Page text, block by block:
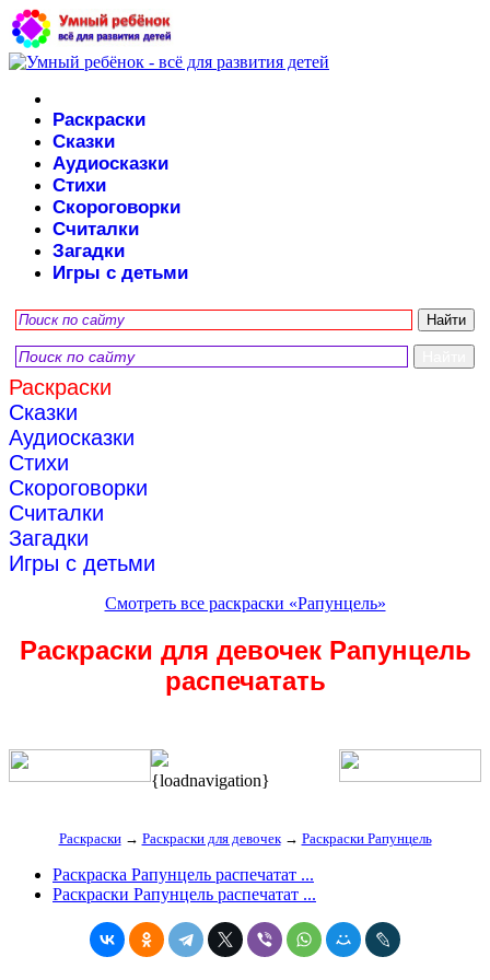
Раскраски
Сказки
Аудиосказки
Стихи
Скороговорки
Считалки
Загадки
Игры с детьми
Раскраски
Сказки
Аудиосказки
Стихи
Скороговорки
Считалки
Загадки
Игры с детьми
Смотреть все раскраски «Рапунцель»
Раскраски для девочек Рапунцель
распечатать
{loadnavigation}
Раскраски→ Раскраски для девочек→ Раскраски Рапунцель
Раскраска Рапунцель распечатат ...
Раскраски Рапунцель распечатат ...